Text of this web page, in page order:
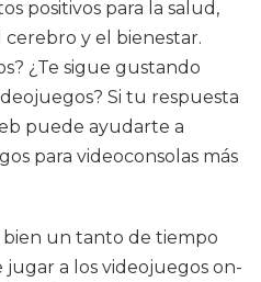
positivos para la salud,
y el bienestar.
¿Te sigue gustando
Si tu respuesta
puede ayudarte a
para videoconsolas más
bien un tanto de tiempo
a los videojuegos on-